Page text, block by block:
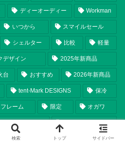
ディーオーディー Workman
いつから スマイルセール
シェルター 比較 軽量
デザイン 2025年新商品
台 おすすめ 2026年新商品
tent-Mark DESIGNS 保冷
レーム 限定 オガワ
2026年
検索 トップ サイドバー